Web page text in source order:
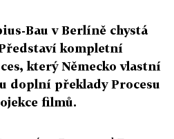
Bau v Berlíně chystá
kompletní
který Německo vlastní
doplní překlady Procesu
filmů.